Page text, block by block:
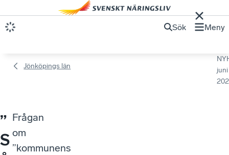
Sök Meny
Jönköpings län
juni
”
S
Frågan
om
”kommunens